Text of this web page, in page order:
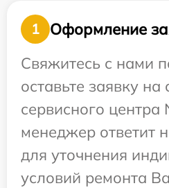
1
Оформление
Свяжитесь с нами
оставьте заявку на
сервисного
менеджер ответит
для уточнения
условий ремонта